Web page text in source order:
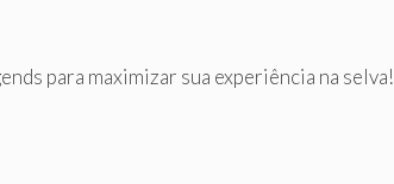
para maximizar sua experiência na selva!